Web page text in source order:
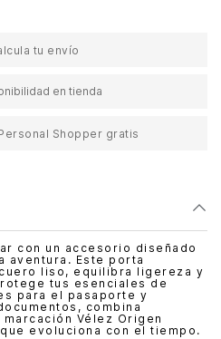
tu envío
en tienda
Shopper gratis
con un accesorio diseñado
aventura. Este porta
liso, equilibra ligereza y
tus esenciales de
para el pasaporte y
combina
Vélez Origen
evoluciona con el tiempo.